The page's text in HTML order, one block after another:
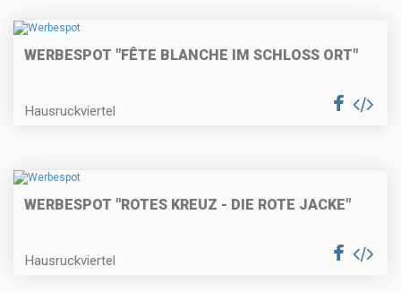
WERBESPOT "FÊTE BLANCHE IM SCHLOSS ORT"
Hausruckviertel
WERBESPOT "ROTES KREUZ - DIE ROTE JACKE"
Hausruckviertel